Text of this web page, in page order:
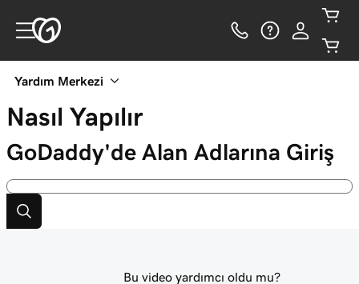
Yardım Merkezi
Nasıl Yapılır
GoDaddy'de Alan Adlarına Giriş
Bu video yardımcı oldu mu?